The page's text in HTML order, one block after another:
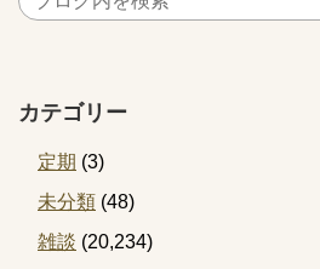
カテゴリー
定期 (3)
未分類 (48)
雑談 (20,234)